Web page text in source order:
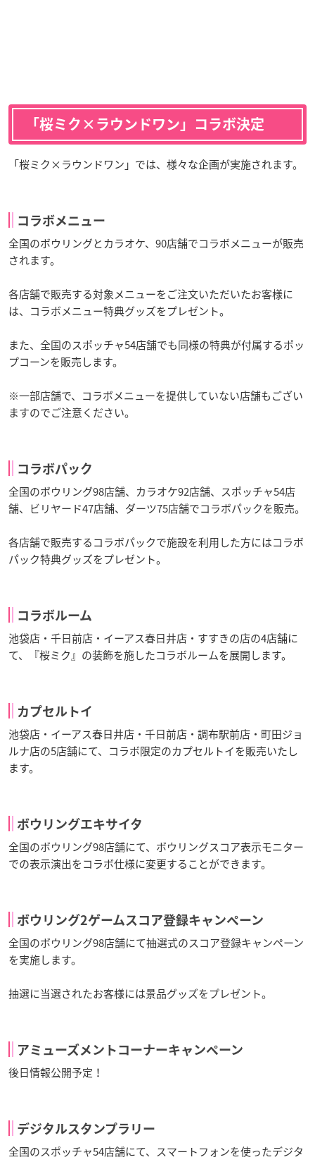
「桜ミク×ラウンドワン」コラボ決定
「桜ミク×ラウンドワン」では、様々な企画が実施されます。
コラボメニュー
全国のボウリングとカラオケ、90店舗でコラボメニューが販売
されます。
各店舗で販売する対象メニューをご注文いただいたお客様に
は、コラボメニュー特典グッズをプレゼント。
また、全国のスポッチャ54店舗でも同様の特典が付属するポッ
プコーンを販売します。
※一部店舗で、コラボメニューを提供していない店舗もござい
ますのでご注意ください。
コラボパック
全国のボウリング98店舗、カラオケ92店舗、スポッチャ54店
舗、ビリヤード47店舗、ダーツ75店舗でコラボパックを販売。
各店舗で販売するコラボパックで施設を利用した方にはコラボ
パック特典グッズをプレゼント。
コラボルーム
池袋店・千日前店・イーアス春日井店・すすきの店の4店舗に
て、『桜ミク』の装飾を施したコラボルームを展開します。
カプセルトイ
池袋店・イーアス春日井店・千日前店・調布駅前店・町田ジョ
ルナ店の5店舗にて、コラボ限定のカプセルトイを販売いたし
ます。
ボウリングエキサイタ
全国のボウリング98店舗にて、ボウリングスコア表示モニター
での表示演出をコラボ仕様に変更することができます。
ボウリング2ゲームスコア登録キャンペーン
全国のボウリング98店舗にて抽選式のスコア登録キャンペーン
を実施します。
抽選に当選されたお客様には景品グッズをプレゼント。
アミューズメントコーナーキャンペーン
後日情報公開予定！
デジタルスタンプラリー
全国のスポッチャ54店舗にて、スマートフォンを使ったデジタ